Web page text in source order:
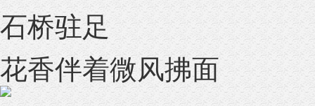
石桥驻足
花香伴着微风拂面